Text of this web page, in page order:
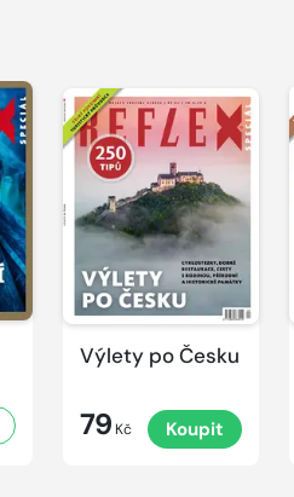
Výlety po Česku
79 Kč Koupit